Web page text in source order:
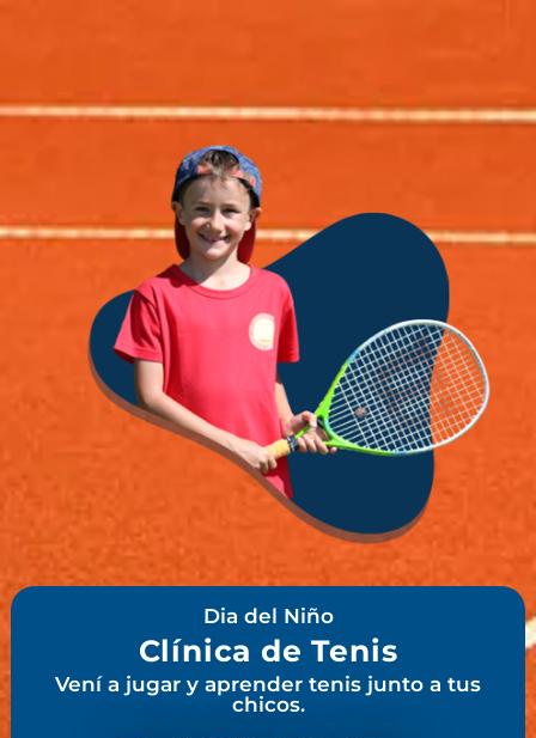
Dia del Niño
Clínica de Tenis
Vení a jugar y aprender tenis junto a tus
chicos.